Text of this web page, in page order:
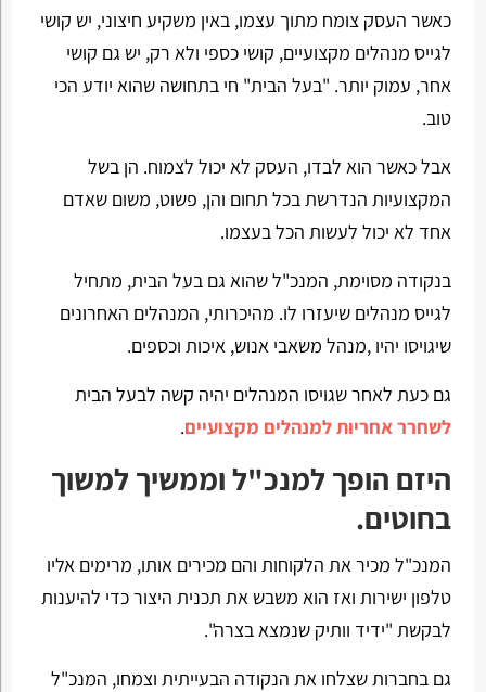
כאשר העסק צומח מתוך עצמו, באין משקיע חיצוני, יש קושי
לגייס מנהלים מקצועיים, קושי כספי ולא רק, יש גם קושי
אחר, עמוק יותר. "בעל הבית" חי בתחושה שהוא יודע הכי
טוב.
אבל כאשר הוא לבדו, העסק לא יכול לצמוח. הן בשל
המקצועיות הנדרשת בכל תחום והן, פשוט, משום שאדם
אחד לא יכול לעשות הכל בעצמו.
בנקודה מסוימת, המנכ"ל שהוא גם בעל הבית, מתחיל
לגייס מנהלים שיעזרו לו. מהיכרותי, המנהלים האחרונים
שיגויסו יהיו ,מנהל משאבי אנוש, איכות וכספים.
גם כעת לאחר שגויסו המנהלים יהיה קשה לבעל הבית
לשחרר אחריות למנהלים מקצועיים.
היזם הופך למנכ"ל וממשיך למשוך
בחוטים.
המנכ"ל מכיר את הלקוחות והם מכירים אותו, מרימים אליו
טלפון ישירות ואז הוא משבש את תכנית היצור כדי להיענות
לבקשת "ידיד וותיק שנמצא בצרה".
גם בחברות שצלחו את הנקודה הבעייתית וצמחו, המנכ"ל